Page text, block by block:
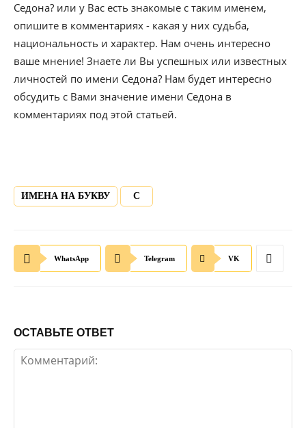
Седона? или у Вас есть знакомые с таким именем,
опишите в комментариях - какая у них судьба,
национальность и характер. Нам очень интересно
ваше мнение! Знаете ли Вы успешных или известных
личностей по имени Седона? Нам будет интересно
обсудить с Вами значение имени Седона в
комментариях под этой статьей.
ИМЕНА НА БУКВУ С
WhatsApp Telegram VK
ОСТАВЬТЕ ОТВЕТ